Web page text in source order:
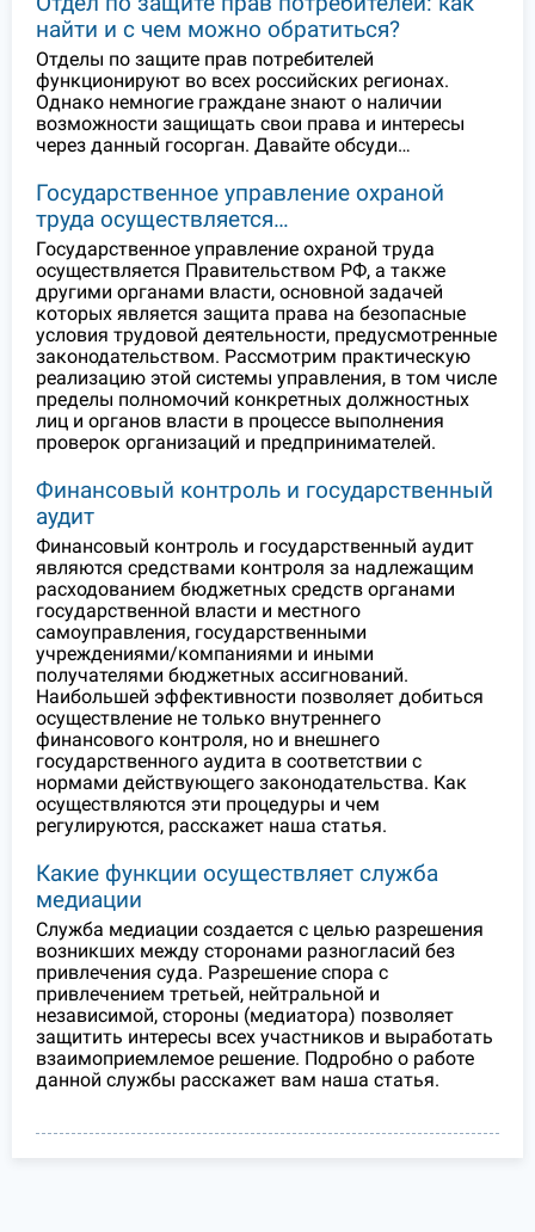
найти и с чем можно обратиться?
Отделы по защите прав потребителей
функционируют во всех российских регионах.
Однако немногие граждане знают о наличии
возможности защищать свои права и интересы
через данный госорган. Давайте обсуди…
Государственное управление охраной
труда осуществляется…
Государственное управление охраной труда
осуществляется Правительством РФ, а также
другими органами власти, основной задачей
которых является защита права на безопасные
условия трудовой деятельности, предусмотренные
законодательством. Рассмотрим практическую
реализацию этой системы управления, в том числе
пределы полномочий конкретных должностных
лиц и органов власти в процессе выполнения
проверок организаций и предпринимателей.
Финансовый контроль и государственный
аудит
Финансовый контроль и государственный аудит
являются средствами контроля за надлежащим
расходованием бюджетных средств органами
государственной власти и местного
самоуправления, государственными
учреждениями/компаниями и иными
получателями бюджетных ассигнований.
Наибольшей эффективности позволяет добиться
осуществление не только внутреннего
финансового контроля, но и внешнего
государственного аудита в соответствии с
нормами действующего законодательства. Как
осуществляются эти процедуры и чем
регулируются, расскажет наша статья.
Какие функции осуществляет служба
медиации
Служба медиации создается с целью разрешения
возникших между сторонами разногласий без
привлечения суда. Разрешение спора с
привлечением третьей, нейтральной и
независимой, стороны (медиатора) позволяет
защитить интересы всех участников и выработать
взаимоприемлемое решение. Подробно о работе
данной службы расскажет вам наша статья.